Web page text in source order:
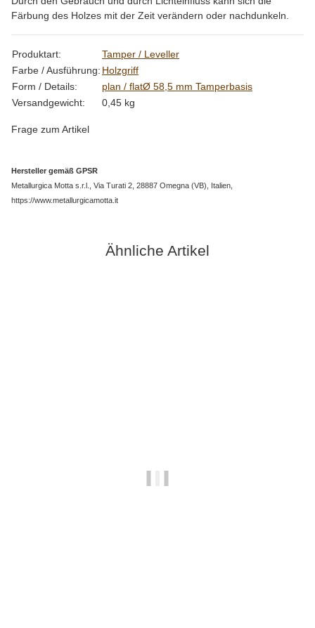
Färbung des Holzes mit der Zeit verändern oder nachdunkeln.
Produkteigenschaft
Wert
Produktart:
Tamper / Leveller
Farbe / Ausführung: Holzgriff
Form / Details:
plan / flatØ 58,5 mm Tamperbasis
Versandgewicht:
0,45 kg
Frage zum Artikel
Hersteller gemäß GPSR
Metallurgica Motta s.r.l., Via Turati 2, 28887 Omegna (VB), Italien,
https://www.metallurgicamotta.it
Ähnliche Artikel